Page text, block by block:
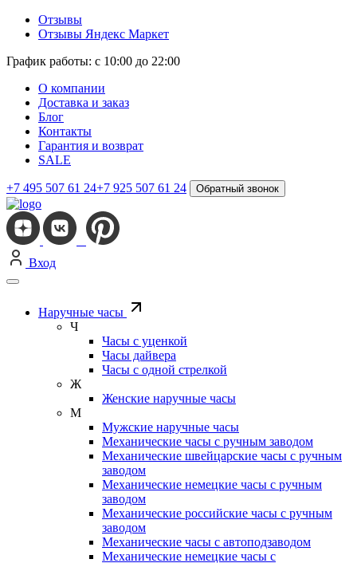
Отзывы
Отзывы Яндекс Маркет
График работы: с 10:00 до 22:00
О компании
Доставка и заказ
Блог
Контакты
Гарантия и возврат
SALE
+7 495 507 61 24+7 925 507 61 24 Обратный звонок
Вход
Наручные часы
Ч
Часы с уценкой
Часы дайвера
Часы с одной стрелкой
Ж
Женские наручные часы
М
Мужские наручные часы
Механические часы с ручным заводом
Механические швейцарские часы с ручным
заводом
Механические немецкие часы с ручным
заводом
Механические российские часы с ручным
заводом
Механические часы с автоподзаводом
Механические немецкие часы с